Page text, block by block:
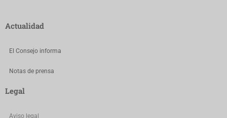
Actualidad
El Consejo informa
Notas de prensa
Legal
Aviso legal